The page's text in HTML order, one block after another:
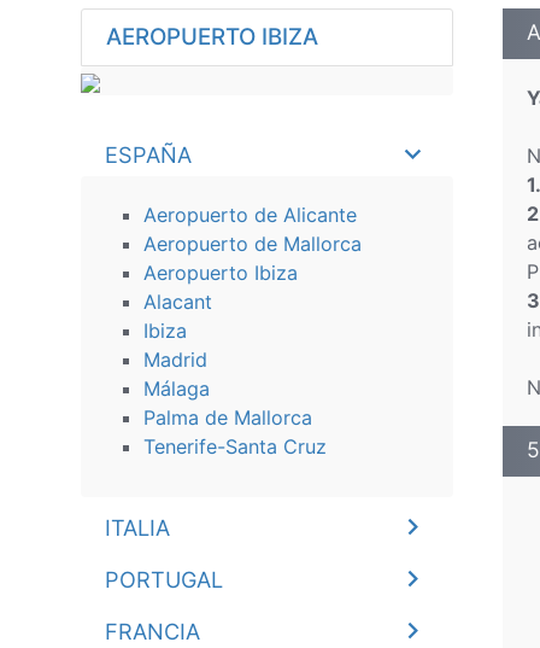
AEROPUERTO IBIZA
ESPAÑA
Aeropuerto de Alicante
Aeropuerto de Mallorca
Aeropuerto Ibiza
Alacant
Ibiza
Madrid
Málaga
Palma de Mallorca
Tenerife-Santa Cruz
ITALIA
PORTUGAL
FRANCIA
1.